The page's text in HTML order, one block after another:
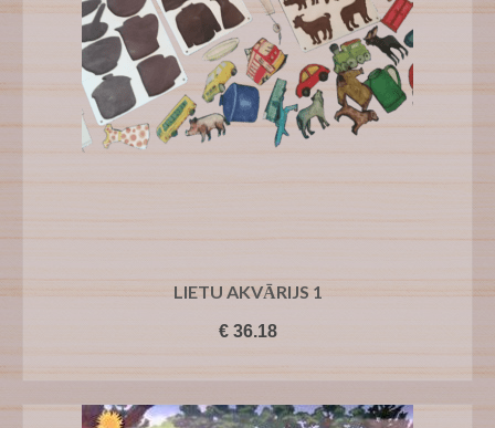
LIETU AKVĀRIJS 1
€36.18
PIEVIENOT GROZAM